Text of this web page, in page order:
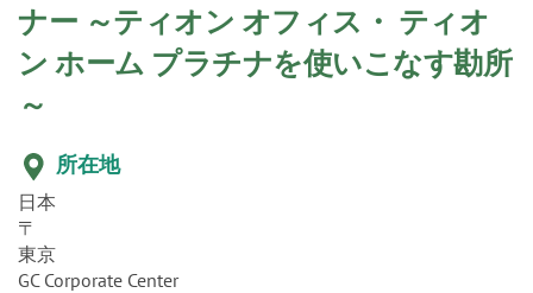
ナー ～ティオン オフィス・ ティオ
ン ホーム プラチナを使いこなす勘所
～
所在地
日本
〒
東京
GC Corporate Center